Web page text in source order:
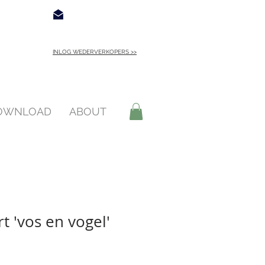
INLOG WEDERVERKOPERS >>
ABOUT
'vos en vogel'